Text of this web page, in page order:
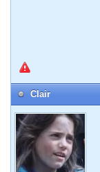
Clair